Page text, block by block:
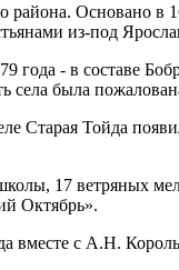
района.
из-под
года - в составе
села была
Старая Тойда
17 ветряных
Октябрь».
с А.Н.